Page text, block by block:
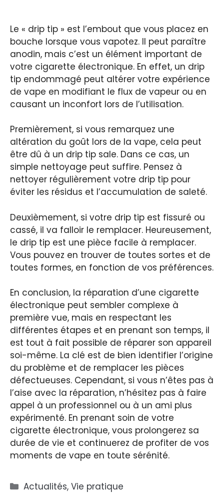
Le « drip tip » est l’embout que vous placez en
bouche lorsque vous vapotez. Il peut paraître
anodin, mais c’est un élément important de
votre cigarette électronique. En effet, un drip
tip endommagé peut altérer votre expérience
de vape en modifiant le flux de vapeur ou en
causant un inconfort lors de l’utilisation.
Premièrement, si vous remarquez une
altération du goût lors de la vape, cela peut
être dû à un drip tip sale. Dans ce cas, un
simple nettoyage peut suffire. Pensez à
nettoyer régulièrement votre drip tip pour
éviter les résidus et l’accumulation de saleté.
Deuxièmement, si votre drip tip est fissuré ou
cassé, il va falloir le remplacer. Heureusement,
le drip tip est une pièce facile à remplacer.
Vous pouvez en trouver de toutes sortes et de
toutes formes, en fonction de vos préférences.
En conclusion, la réparation d’une cigarette
électronique peut sembler complexe à
première vue, mais en respectant les
différentes étapes et en prenant son temps, il
est tout à fait possible de réparer son appareil
soi-même. La clé est de bien identifier l’origine
du problème et de remplacer les pièces
défectueuses. Cependant, si vous n’êtes pas à
l’aise avec la réparation, n’hésitez pas à faire
appel à un professionnel ou à un ami plus
expérimenté. En prenant soin de votre
cigarette électronique, vous prolongerez sa
durée de vie et continuerez de profiter de vos
moments de vape en toute sérénité.
Catégories
Actualités,Vie pratique